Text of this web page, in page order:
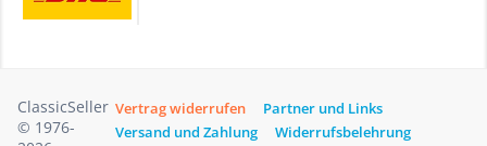
ClassicSeller
© 1976-
Vertrag widerrufen
Partner und Links
Versand und Zahlung
Widerrufsbelehrung